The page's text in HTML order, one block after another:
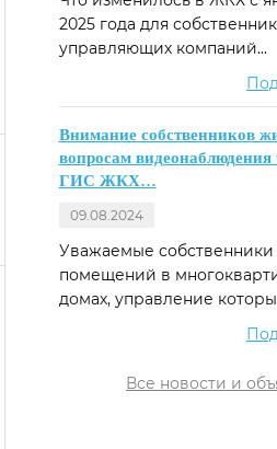
2025 года для
управляющих компаний...
Внимание собственников
вопросам видеонаблюдения
ГИС ЖКХ…
09.08.2024
Уважаемые собственники
помещений в
домах, управление
Все новости и